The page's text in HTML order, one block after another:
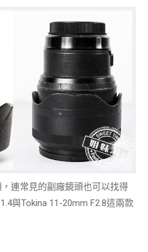
連常見的副廠鏡頭也可以找得
與Tokina 11-20mm F2.8這兩款